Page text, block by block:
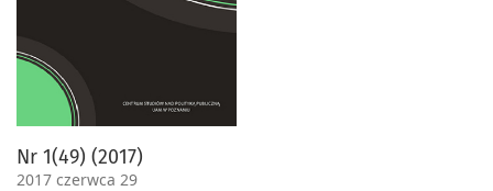
Nr 1(49) (2017)
2017 czerwca 29